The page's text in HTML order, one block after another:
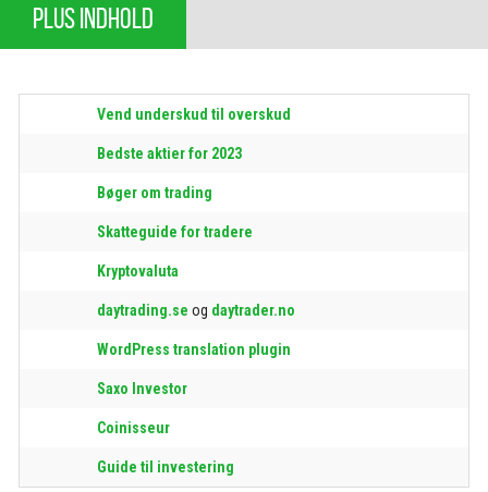
PLUS INDHOLD
Vend underskud til overskud
Bedste aktier for 2023
Bøger om trading
Skatteguide for tradere
Kryptovaluta
daytrading.se og daytrader.no
WordPress translation plugin
Saxo Investor
Coinisseur
Guide til investering